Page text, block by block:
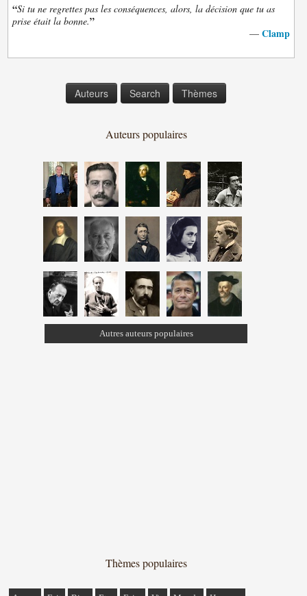
“Si tu ne regrettes pas les conséquences, alors, la décision que tu as
prise était la bonne.”
— Clamp
Auteurs Search Thèmes
Auteurs populaires
Autres auteurs populaires
Thèmes populaires